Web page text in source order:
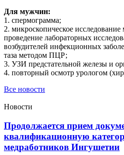
Для мужчин:
1. спермограмма;
2. микроскопическое
проведение лабораторных
возбудителей инфекционных
таза методом ПЦР;
3. УЗИ предстательной железы и
4. повторный осмотр урологом
Все новости
Новости
Продолжается прием
квалификационную
медработников Ингушетии